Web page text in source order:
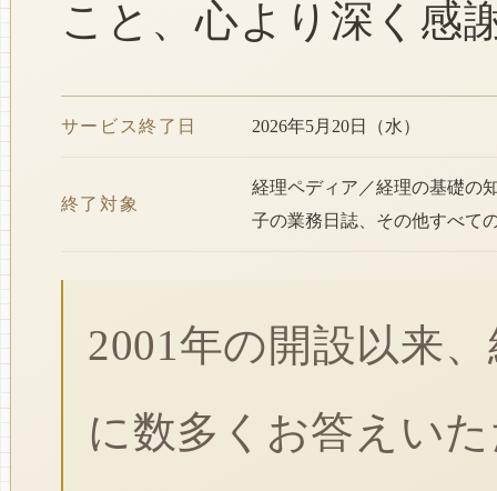
こと、心より深く感
サービス終了日 2026年5月20日（水）
終了対象
経理ペディア／経理の基礎の
子の業務日誌、その他すべて
2001年の開設以来
に数多くお答えい